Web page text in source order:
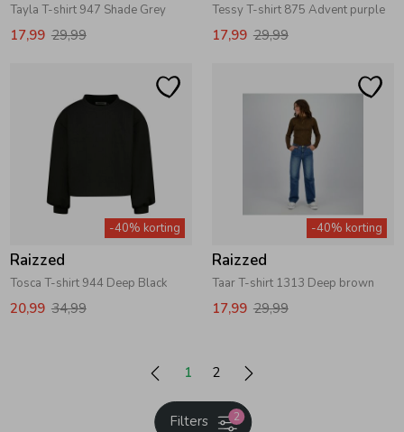
Tayla T-shirt 947 Shade Grey
17,99 29,99
Tessy T-shirt 875 Advent purple
17,99 29,99
-40% korting
Raizzed
Tosca T-shirt 944 Deep Black
20,99 34,99
-40% korting
Raizzed
Taar T-shirt 1313 Deep brown
17,99 29,99
1 2
2
Filters